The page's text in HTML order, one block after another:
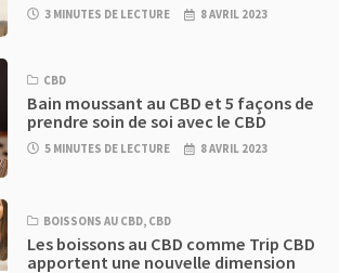
3 MINUTES DE LECTURE 8 AVRIL 2023
CBD
Bain moussant au CBD et 5 façons de
prendre soin de soi avec le CBD
5 MINUTES DE LECTURE 8 AVRIL 2023
BOISSONS AU CBD, CBD
Les boissons au CBD comme Trip CBD
apportent une nouvelle dimension